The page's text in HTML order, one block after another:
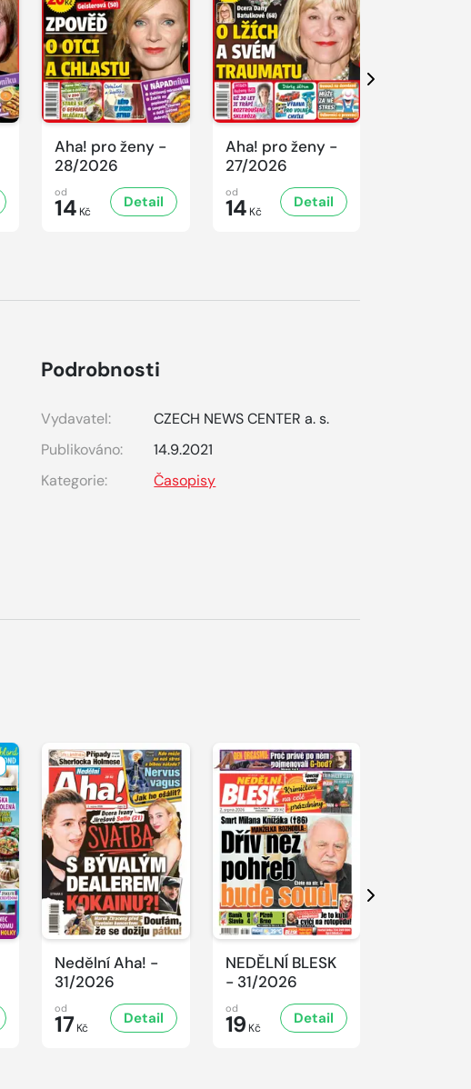
Aha! pro ženy -
28/2026
od
14 Kč
Detail
Aha! pro ženy -
27/2026
od
14 Kč
Detail
Další
Podrobnosti
Vydavatel:
CZECH NEWS CENTER a. s.
Publikováno:
14.9.2021
Kategorie:
Časopisy
Nedělní Aha! -
31/2026
od
17 Kč
Detail
NEDĚLNÍ BLESK
- 31/2026
od
19 Kč
Detail
Další